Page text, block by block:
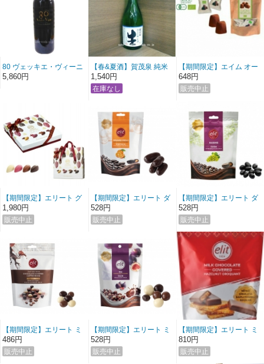
80 ヴェッキエ・ヴィーニ
ェ・プリミティーヴォ・
ディ・マンドゥーリア
5,860円
【春&夏酒】賀茂泉 純米
吟醸「青泉生酒」 720ml
1,540円
【期間限定】エイム オー
ガニック トリフチョコ
648円
【期間限定】エリート グ
ルメコレクションチョコ
レート (バック付き)
1,980円
【期間限定】エリート ダ
ークチョコレート オレン
ジピール
528円
【期間限定】エリート ダ
ークチョコレート レーズ
ン
528円
【期間限定】エリート ミ
ックスチョコレート コー
ヒービーンズ
486円
【期間限定】エリート ミ
ックスチョコレート フィ
グ
528円
【期間限定】エリート ミ
ルク ヘーゼルナッツクロ
ッカン
810円